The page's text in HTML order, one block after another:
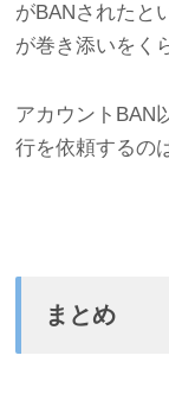
がBANされたと
が巻き添いをく
アカウントBAN
行を依頼するの
まとめ